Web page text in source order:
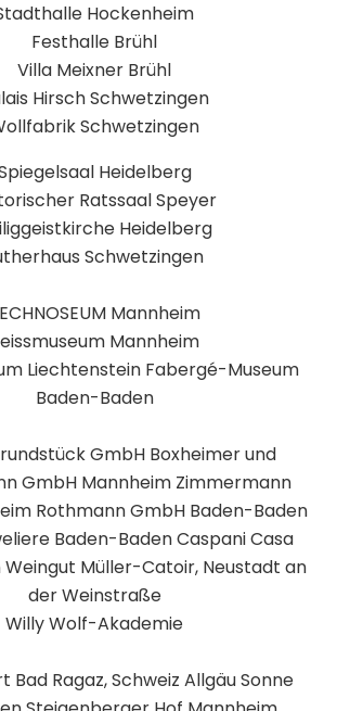
Hockenheim
Festhalle Brühl
Villa Meixner Brühl
Hirsch Schwetzingen
Schwetzingen
Heidelberg
Ratssaal Speyer
Heidelberg
Schwetzingen
Mannheim
Mannheim
Liechtenstein Fabergé-Museum
Baden-Baden
GmbH Boxheimer und
GmbH Mannheim Zimmermann
Rothmann GmbH Baden-Baden
Baden-Baden Caspani Casa
Müller-Catoir, Neustadt an
der Weinstraße
Willy Wolf-Akademie
Bad Ragaz, Schweiz Allgäu Sonne